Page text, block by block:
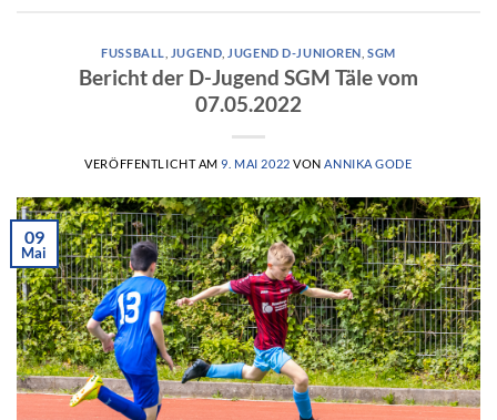
FUSSBALL JUGEND JUGEND D-JUNIOREN ,SGM
Bericht der D-Jugend SGM Täle vom
07.05.2022
VERÖFFENTLICHT AM9. MAI 2022 VONANNIKA GODE
09
Mai